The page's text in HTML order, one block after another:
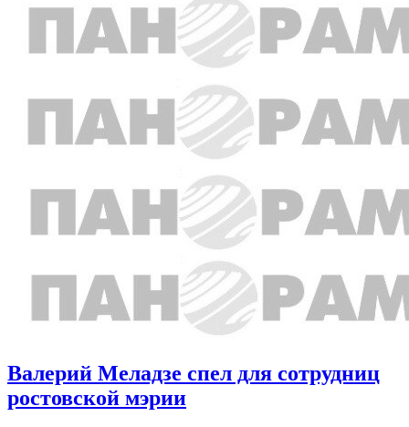
Валерий Меладзе спел для сотрудниц
ростовской мэрии